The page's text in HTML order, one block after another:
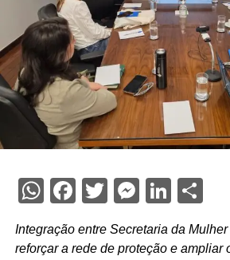
WhatsApp
Facebook
Twitter
Integração entre Secretaria da
reforçar a rede de proteção e ampliar